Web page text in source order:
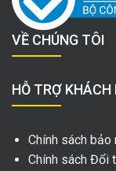
VỀ CHÚNG TÔI
HỖ TRỢ KHÁCH
Chính sách
Chính sách Đổi